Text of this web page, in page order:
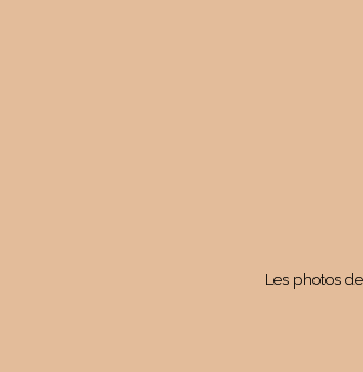
Les photos